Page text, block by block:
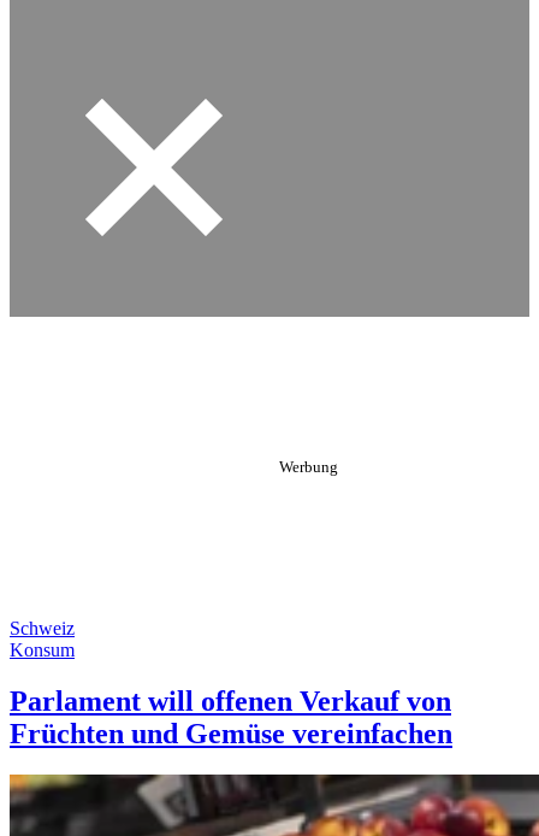
Schweiz
Konsum
Parlament will offenen Verkauf von
Früchten und Gemüse vereinfachen